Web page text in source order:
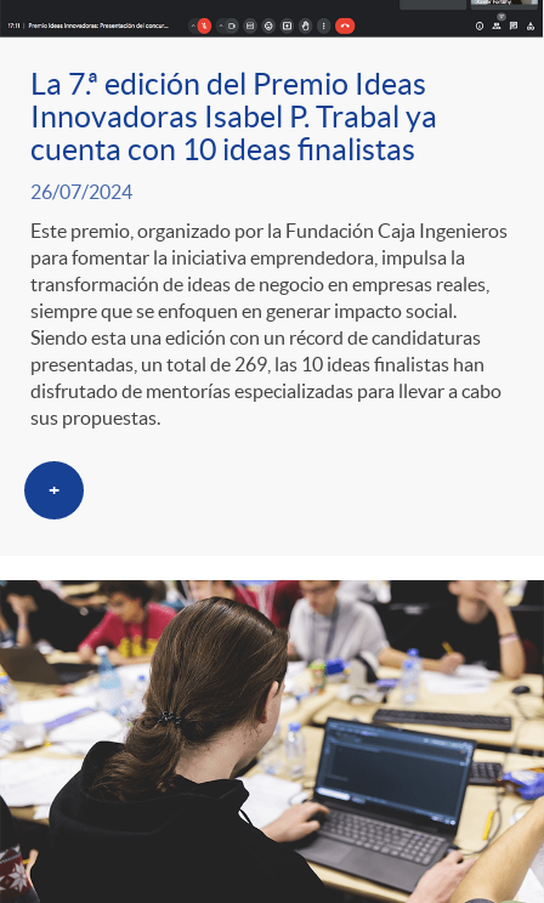
a
n
i
d
a
d
a
s
N
o
t
i
c
i
a
s
n
i
d
o
A
n
l
a
i
c
a
d
o
r
e
c
o
n
La 7.ª edición del Premio Ideas
Innovadoras Isabel P. Trabal ya
cuenta con 10 ideas finalistas
26/07/2024
Este premio, organizado por la Fundación Caja Ingenieros
para fomentar la iniciativa emprendedora, impulsa la
transformación de ideas de negocio en empresas reales,
siempre que se enfoquen en generar impacto social.
Siendo esta una edición con un récord de candidaturas
presentadas, un total de 269, las 10 ideas finalistas han
disfrutado de mentorías especializadas para llevar a cabo
sus propuestas.
+